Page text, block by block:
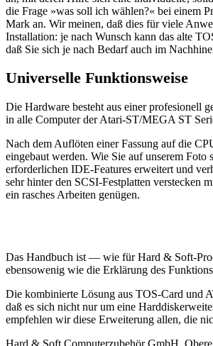
die Frage »was soll ich wählen?« bei einem
Mark an. Wir meinen, daß dies für viele
Installation: je nach Wunsch kann das alte
daß Sie sich je nach Bedarf auch im
Universelle Funktionsweise
Die Hardware besteht aus einer profesionell
in alle Computer der Atari-ST/MEGA ST
Nach dem Auflöten einer Fassung auf die
eingebaut werden. Wie Sie auf unserem
erforderlichen IDE-Features erweitert und
sehr hinter den SCSI-Festplatten verstecken
ein rasches Arbeiten genügen.
Das Handbuch ist — wie für Hard & Soft-
ebensowenig wie die Erklärung des
Die kombinierte Lösung aus TOS-Card und
daß es sich nicht nur um eine
empfehlen wir diese Erweiterung allen, die
Hard & Soft Computerzubehör GmbH,